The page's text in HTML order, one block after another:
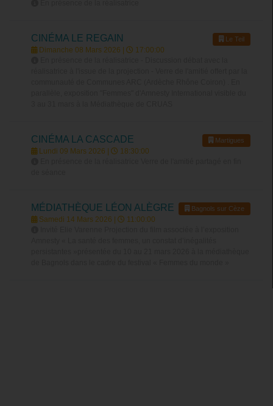
CINÉMA LE REGAIN Le Teil
Dimanche 08 Mars 2026 |
17:00:00
CINÉMA LA CASCADE Martigues
Lundi 09 Mars 2026 |
18:30:00
MÉDIATHÈQUE LÉON ALÈGRE Bagnols sur Cèze
Samedi 14 Mars 2026 |
11:00:00